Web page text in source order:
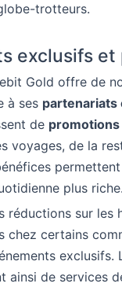
trotteurs.
exclusifs et
Gold offre de
à ses partenariats
de
voyages, de la
permettent
plus riche.
réductions sur les
chez certains
exclusifs.
ainsi de services